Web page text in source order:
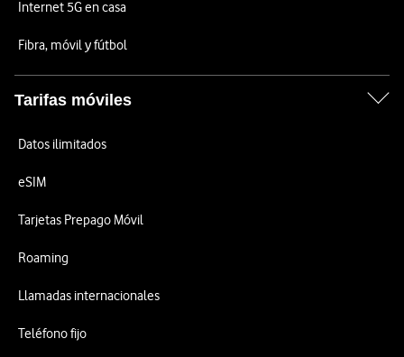
Internet 5G en casa
Fibra, móvil y fútbol
Tarifas móviles
Datos ilimitados
eSIM
Tarjetas Prepago Móvil
Roaming
Llamadas internacionales
Teléfono fijo